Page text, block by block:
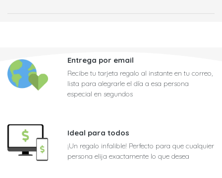
Entrega por email
Recibe tu tarjeta regalo al instante en tu correo,
lista para alegrarle el día a esa persona
especial en segundos
Ideal para todos
¡Un regalo infalible! Perfecto para que cualquier
persona elija exactamente lo que desea